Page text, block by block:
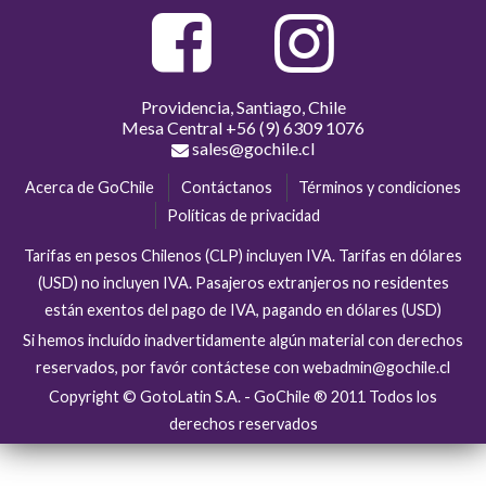
Providencia, Santiago, Chile
Mesa Central +56 (9) 6309 1076
sales@gochile.cl
Acerca de GoChile Contáctanos
Términos y condiciones
Políticas de privacidad
Tarifas en pesos Chilenos (CLP) incluyen IVA. Tarifas en dólares
(USD) no incluyen IVA. Pasajeros extranjeros no residentes
están exentos del pago de IVA, pagando en dólares (USD)
Si hemos incluído inadvertidamente algún material con derechos
reservados, por favór contáctese con webadmin@gochile.cl
Copyright © GotoLatin S.A. - GoChile ® 2011 Todos los
derechos reservados